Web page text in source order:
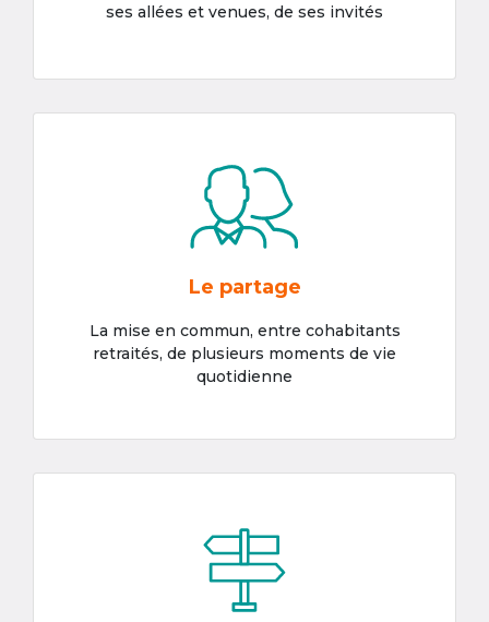
ses allées et venues, de ses invités
Le partage
La mise en commun, entre cohabitants
retraités, de plusieurs moments de vie
quotidienne